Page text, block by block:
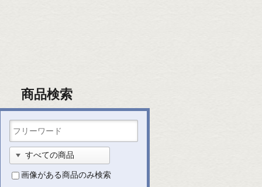
商品検索
画像がある商品のみ検索